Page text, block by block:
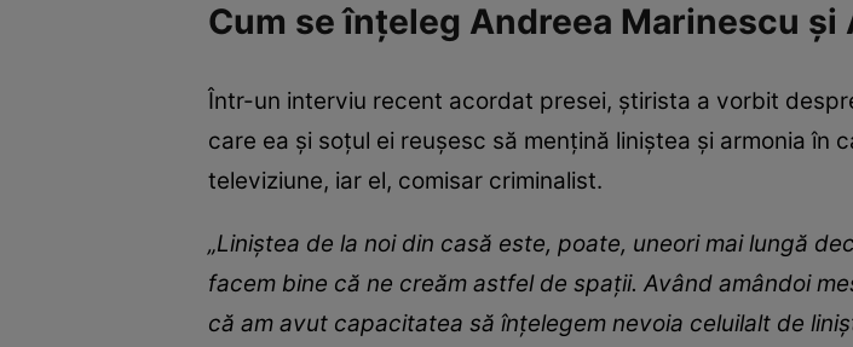
Cum se înțeleg Andreea Marinescu și
Într-un interviu recent acordat presei, știrista a vorbit
care ea și soțul ei reușesc să mențină liniștea și armonia în
televiziune, iar el, comisar criminalist.
„Liniștea de la noi din casă este, poate, uneori mai lungă
facem bine că ne creăm astfel de spații. Având amândoi
că am avut capacitatea să înțelegem nevoia celuilalt de